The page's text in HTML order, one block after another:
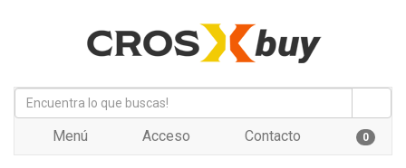
Menú Acceso Contacto 0